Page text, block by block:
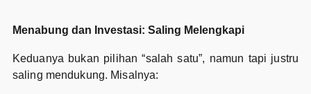
Menabung dan Investasi: Saling Melengkapi
Keduanya bukan pilihan “salah satu”, namun tapi justru
saling mendukung. Misalnya: